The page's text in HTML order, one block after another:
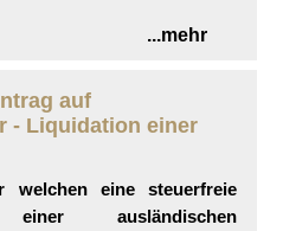
...mehr
auf
- Liquidation einer
welchen eine steuerfreie
einer ausländischen